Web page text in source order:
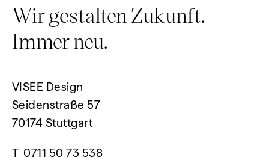
Wir gestalten Zukunft.
Immer neu.
VISEE Design
Seidenstraße 57
70174 Stuttgart
T 0711 50 73 538